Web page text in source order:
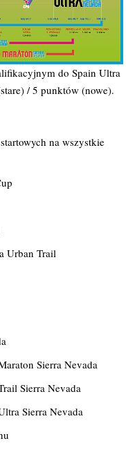
do Spain Ultra
/ 5 punktów (nowe).
na wszystkie
Urban Trail
Sierra Nevada
Sierra Nevada
Sierra Nevada